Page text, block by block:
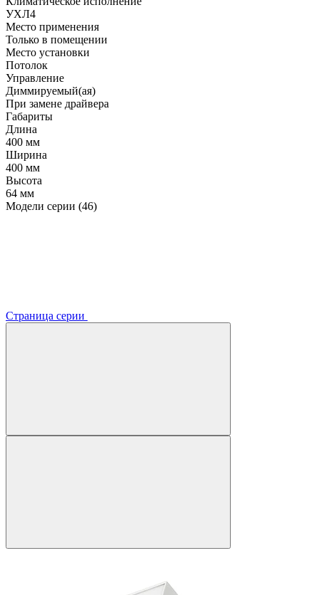
УХЛ4
Место применения
Только в помещении
Место установки
Потолок
Управление
Диммируемый(ая)
При замене драйвера
Габариты
Длина
400 мм
Ширина
400 мм
Высота
64 мм
Модели серии (46)
Страница серии